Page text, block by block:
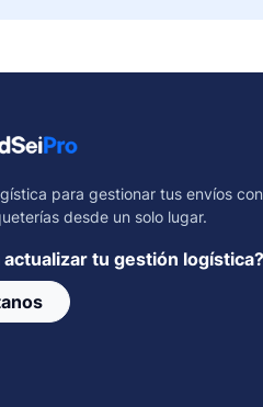
para gestionar tus envíos con
desde un solo lugar.
actualizar tu gestión logística?